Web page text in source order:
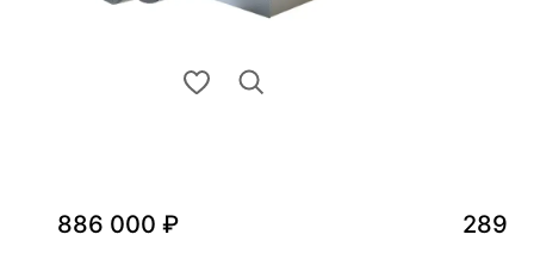
886 000 ₽ 289